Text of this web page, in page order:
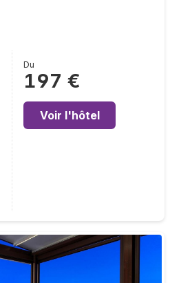
Du
197 €
Voir l'hôtel